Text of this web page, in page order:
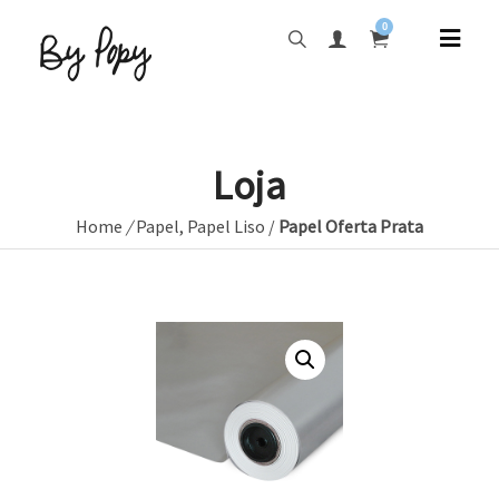
0
Loja
Home /Papel, Papel Liso / Papel Oferta Prata